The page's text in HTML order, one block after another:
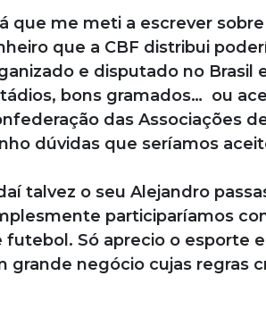
que me meti a escrever
que a CBF distribui
e disputado no Brasil
bons gramados… ou
das Associações
dúvidas que seríamos
talvez o seu Alejandro
participaríamos
futebol. Só aprecio o esporte
grande negócio cujas regras